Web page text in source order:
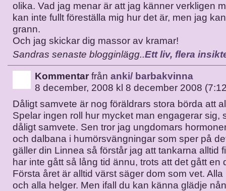
olika. Vad jag menar är att jag känner verkligen
kan inte fullt föreställa mig hur det är, men jag
grann.
Och jag skickar dig massor av kramar!
Sandras senaste blogginlägg..Ett liv, flera
Kommentar från anki/ barbakvinna
8 december, 2008 kl 8 december 2008
Dåligt samvete är nog föräldrars stora börda att
Spelar ingen roll hur mycket man engagerar sig,
dåligt samvete. Sen tror jag ungdomars
och dalbana i humörsvängningar som sper på
gäller din Linnea så förstår jag att tankarna alltid
har inte gått så lång tid ännu, trots att det gått en
Första året är alltid värst säger dom som vet.
och alla helger. Men ifall du kan känna glädje